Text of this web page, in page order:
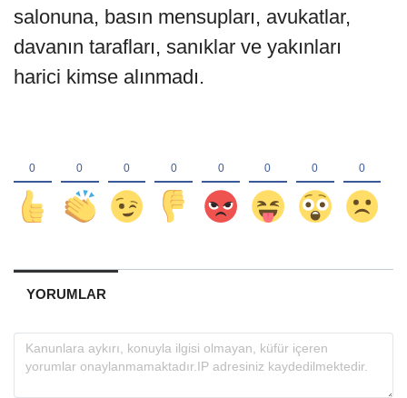
salonuna, basın mensupları, avukatlar,
davanın tarafları, sanıklar ve yakınları
harici kimse alınmadı.
YORUMLAR